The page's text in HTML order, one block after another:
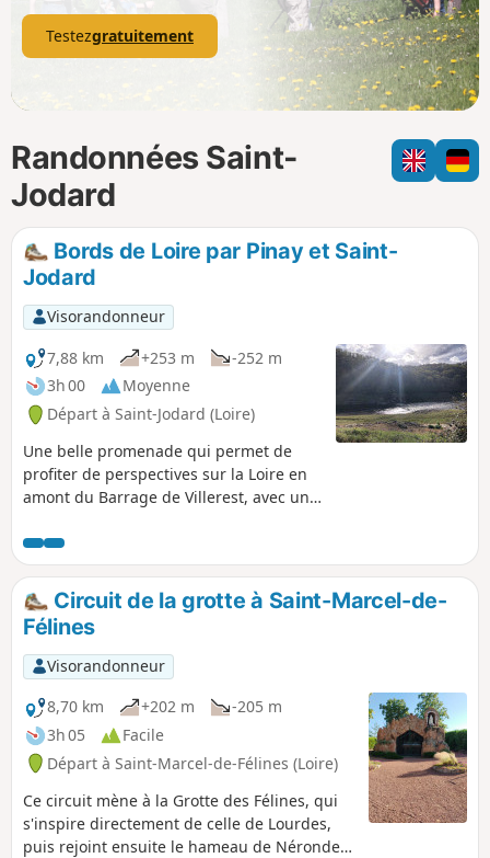
Testezgratuitement
Randonnées Saint-
Jodard
Bords de Loire par Pinay et Saint-
Jodard
Visorandonneur
7,88 km
+253 m
-252 m
3h 00
Moyenne
Départ à Saint-Jodard (Loire)
Une belle promenade qui permet de
profiter de perspectives sur la Loire en
amont du Barrage de Villerest, avec un
présente pas de difficultés majeures,
mais se déroule pour la moitié sur de la
route, tout particulièrement entre Pinay,
Saint-Jodard et le retour à la Vourdiat.
Les bords de Loire offrent par endroits
des points favorables au pique-nique, et
au calme (merci donc de respecter les
pêcheurs qui profitent aussi du même
cadre).
Circuit de la grotte à Saint-Marcel-de-
Félines
Visorandonneur
8,70 km
+202 m
-205 m
3h 05
Facile
Départ à Saint-Marcel-de-Félines (Loire)
Ce circuit mène à la Grotte des Félines, qui
s'inspire directement de celle de Lourdes,
puis rejoint ensuite le hameau de Nérondet,